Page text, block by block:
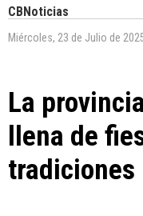
CBNoticias
Miércoles, 23 de Julio de
La
llena de
tradiciones